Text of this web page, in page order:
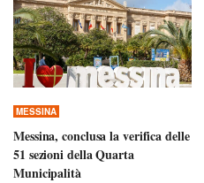
MESSINA
Messina, conclusa la verifica delle
51 sezioni della Quarta
Municipalità